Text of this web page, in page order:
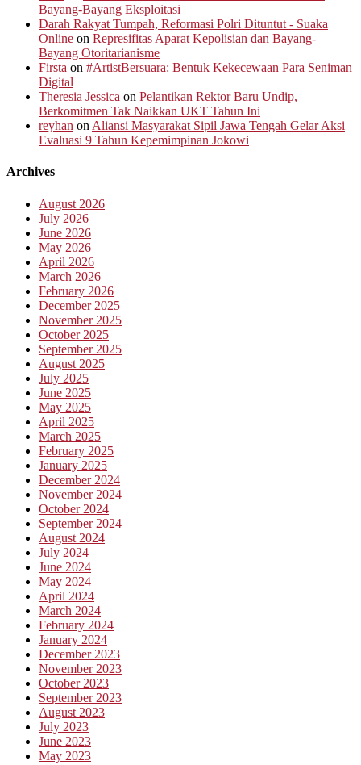
Bayang-Bayang Eksploitasi
Darah Rakyat Tumpah, Reformasi Polri Dituntut - Suaka
Online on Represifitas Aparat Kepolisian dan Bayang-
Bayang Otoritarianisme
Firsta on #ArtistBersuara: Bentuk Kekecewaan Para Seniman
Digital
Theresia Jessica on Pelantikan Rektor Baru Undip,
Berkomitmen Tak Naikkan UKT Tahun Ini
reyhan on Aliansi Masyarakat Sipil Jawa Tengah Gelar Aksi
Evaluasi 9 Tahun Kepemimpinan Jokowi
Archives
August 2026
July 2026
June 2026
May 2026
April 2026
March 2026
February 2026
December 2025
November 2025
October 2025
September 2025
August 2025
July 2025
June 2025
May 2025
April 2025
March 2025
February 2025
January 2025
December 2024
November 2024
October 2024
September 2024
August 2024
July 2024
June 2024
May 2024
April 2024
March 2024
February 2024
January 2024
December 2023
November 2023
October 2023
September 2023
August 2023
July 2023
June 2023
May 2023